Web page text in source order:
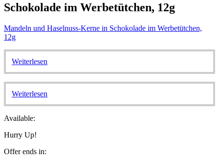
Schokolade im Werbetütchen, 12g
Mandeln und Haselnuss-Kerne in Schokolade im Werbetütchen,
12g
Weiterlesen
Weiterlesen
Available:
Hurry Up!
Offer ends in: